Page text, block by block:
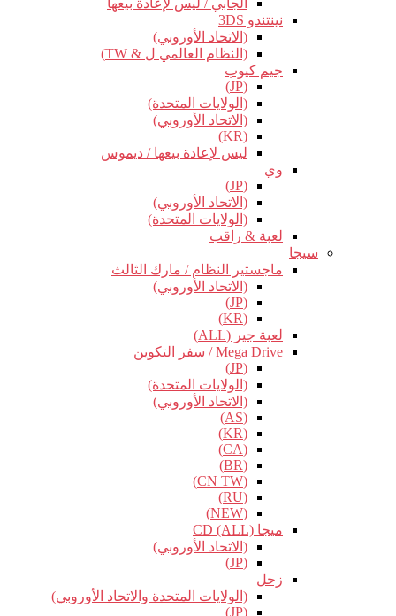
الجابي / ليس لإعادة بيعها
نينتندو 3DS
(الاتحاد الأوروبي)
(النظام العالمي ل & TW)
جيم كيوب
(JP)
(الولايات المتحدة)
(الاتحاد الأوروبي)
(KR)
ليس لإعادة بيعها / ديموس
وي
(JP)
(الاتحاد الأوروبي)
(الولايات المتحدة)
لعبة & راقب
سيجا
ماجستير النظام / مارك الثالث
(الاتحاد الأوروبي)
(JP)
(KR)
لعبة جير (ALL)
Mega Drive / سفر التكوين
(JP)
(الولايات المتحدة)
(الاتحاد الأوروبي)
(AS)
(KR)
(CA)
(BR)
(CN TW)
(RU)
(NEW)
ميجا CD (ALL)
(الاتحاد الأوروبي)
(JP)
زحل
(الولايات المتحدة والاتحاد الأوروبي)
(JP)